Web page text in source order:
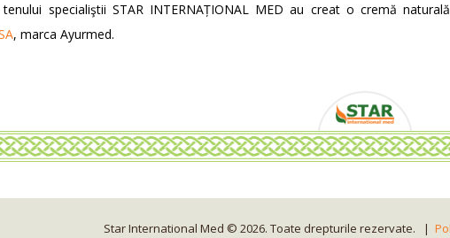
specialiştii STAR INTERNAȚIONAL MED au creat o cremă
, marca Ayurmed.
Star International Med © 2026. Toate drepturile rezervate. |